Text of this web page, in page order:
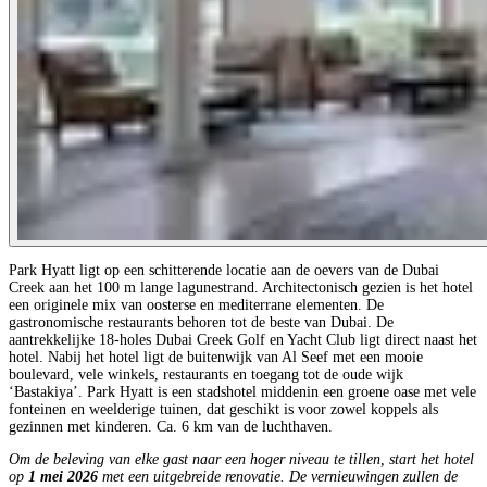
Park Hyatt ligt op een schitterende locatie aan de oevers van de Dubai
Creek aan het 100 m lange lagunestrand. Architectonisch gezien is het hotel
een originele mix van oosterse en mediterrane elementen. De
gastronomische restaurants behoren tot de beste van Dubai. De
aantrekkelijke 18-holes Dubai Creek Golf en Yacht Club ligt direct naast het
hotel. Nabij het hotel ligt de buitenwijk van Al Seef met een mooie
boulevard, vele winkels, restaurants en toegang tot de oude wijk
‘Bastakiya’. Park Hyatt is een stadshotel middenin een groene oase met vele
fonteinen en weelderige tuinen, dat geschikt is voor zowel koppels als
gezinnen met kinderen. Ca. 6 km van de luchthaven.
Om de beleving van elke gast naar een hoger niveau te tillen, start het hotel
op 1 mei 2026 met een uitgebreide renovatie. De vernieuwingen zullen de